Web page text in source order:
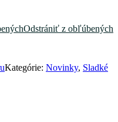
Odstrániť z obľúbených
Kategórie: Novinky, Sladké